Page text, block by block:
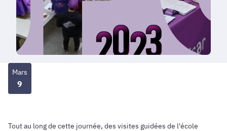
Mars
9
Tout au long de cette journée, des visites guidées de l'école